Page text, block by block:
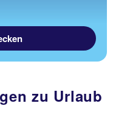
zu Urlaub